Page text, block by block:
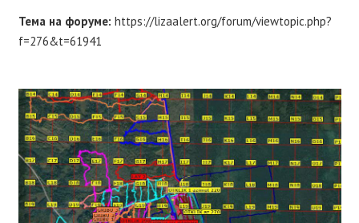
Тема на форуме: https://lizaalert.org/forum/viewtopic.php?
f=276&t=61941